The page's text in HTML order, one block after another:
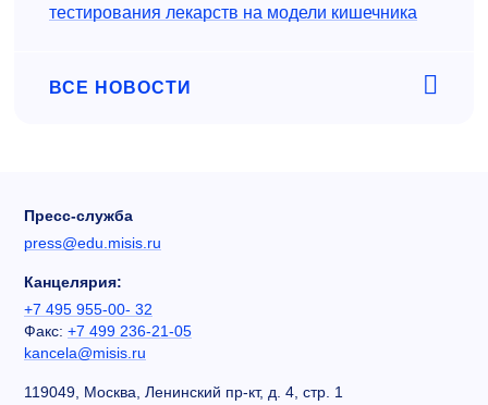
тестирования лекарств на модели кишечника
ВСЕ НОВОСТИ
Пресс-служба
press@edu.misis.ru
Канцелярия:
+7 495 955-00- 32
Факс: +7 499 236-21-05
kancela@misis.ru
119049, Москва, Ленинский пр-кт, д. 4, стр. 1